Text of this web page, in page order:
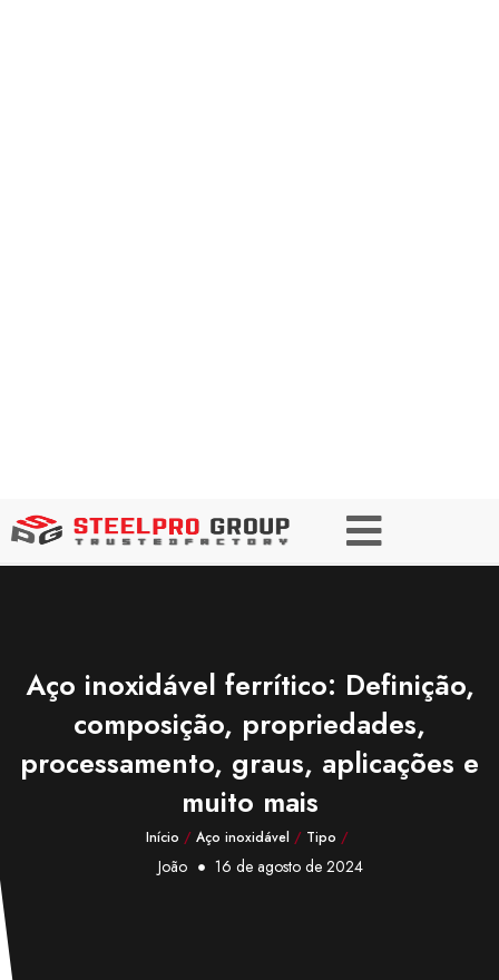
Aço inoxidável ferrítico: Definição,
composição, propriedades,
processamento, graus, aplicações e
muito mais
Início / Aço inoxidável / Tipo /
João 16 de agosto de 2024